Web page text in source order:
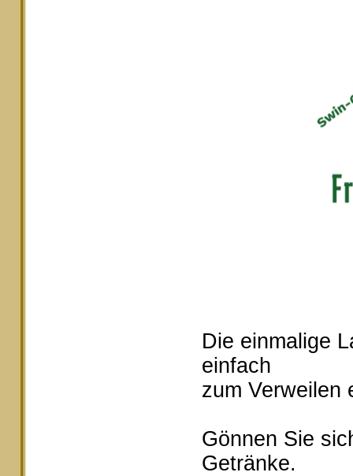
Die einmalige
einfach
zum Verweilen
Gönnen Sie
Getränke.